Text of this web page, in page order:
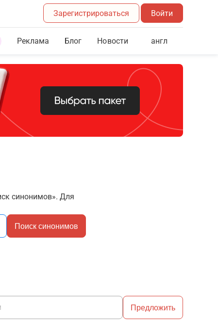
Зарегистрироваться Войти
Реклама Блог Новости англ
синонимов». Для
Поиск синонимов
Предложить